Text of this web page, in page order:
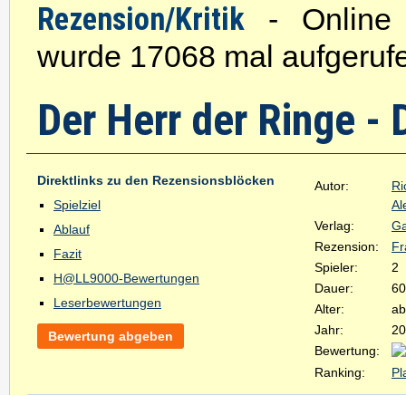
Rezension/Kritik - Online
wurde 17068 mal
Der Herr der Ringe -
Direktlinks zu den Rezensionsblöcken
Spielziel
Ablauf
Fazit
H@LL9000-Bewertungen
Leserbewertungen
Bewertung abgeben
Autor:
Verlag:
Rezension:
Spieler:
2
Dauer:
Alter:
Jahr:
Bewertung:
Ranking: